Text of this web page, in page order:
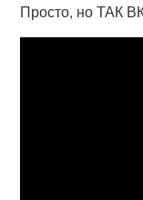
Просто, но ТАК